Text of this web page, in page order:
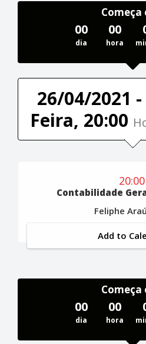
Começa
00
dia
00
hora
26/04/2021
Feira, 20:00
20:00
Contabilidade
Feliphe
Add to
Começa
00
dia
00
hora